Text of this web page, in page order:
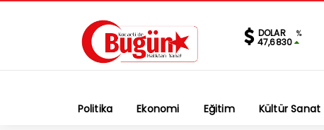
DOLAR %
47,6830
Politika Ekonomi Eğitim Kültür Sanat